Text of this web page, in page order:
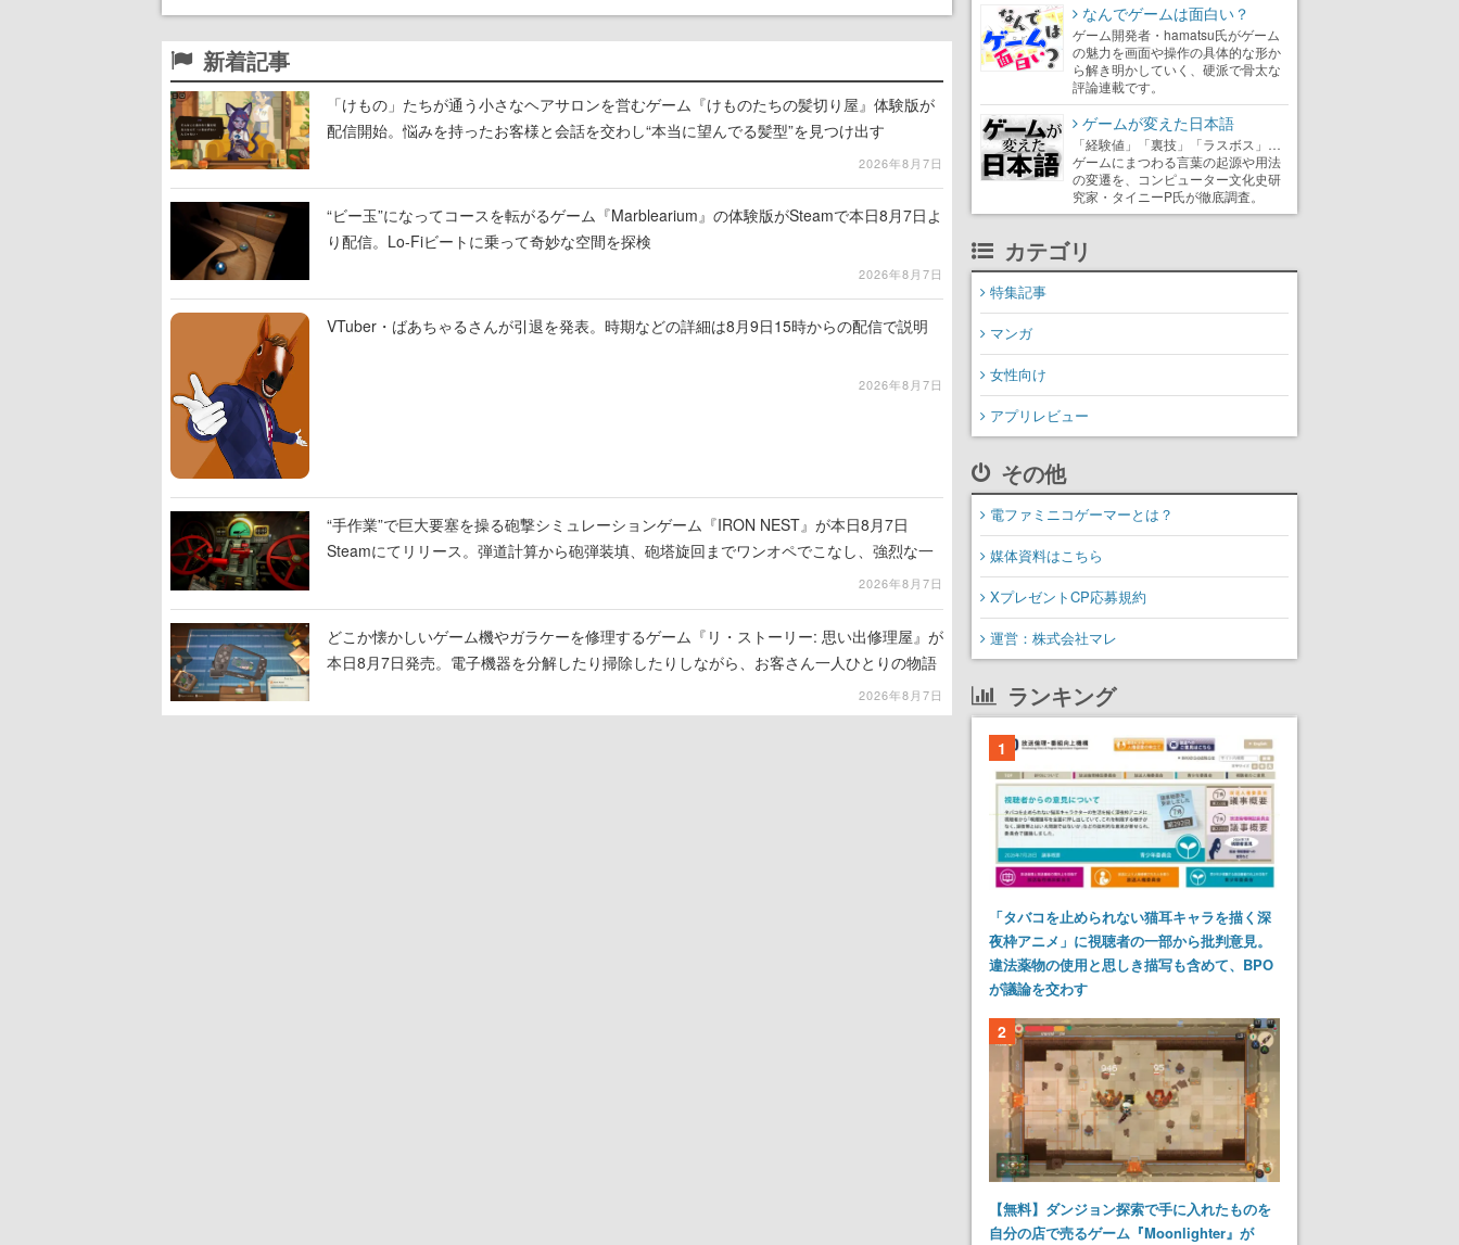
新着記事
「けもの」たちが通う小さなヘアサロンを営むゲーム『けものたちの髪切り屋』体験版が
配信開始。悩みを持ったお客様と会話を交わし“本当に望んでる髪型”を見つけ出す
2026年8月7日
“ビー玉”になってコースを転がるゲーム『Marblearium』の体験版がSteamで本日8月7日よ
り配信。Lo-Fiビートに乗って奇妙な空間を探検
2026年8月7日
VTuber・ばあちゃるさんが引退を発表。時期などの詳細は8月9日15時からの配信で説明
2026年8月7日
“手作業”で巨大要塞を操る砲撃シミュレーションゲーム『IRON NEST』が本日8月7日
Steamにてリリース。弾道計算から砲弾装填、砲塔旋回までワンオペでこなし、強烈な一
2026年8月7日
どこか懐かしいゲーム機やガラケーを修理するゲーム『リ・ストーリー: 思い出修理屋』が
本日8月7日発売。電子機器を分解したり掃除したりしながら、お客さん一人ひとりの物語
2026年8月7日
なんでゲームは面白い？
ゲーム開発者・hamatsu氏がゲーム
の魅力を画面や操作の具体的な形か
ら解き明かしていく、硬派で骨太な
評論連載です。
ゲームが変えた日本語
「経験値」「裏技」「ラスボス」…
ゲームにまつわる言葉の起源や用法
の変遷を、コンピューター文化史研
究家・タイニーP氏が徹底調査。
カテゴリ
特集記事
マンガ
女性向け
アプリレビュー
その他
電ファミニコゲーマーとは？
媒体資料はこちら
XプレゼントCP応募規約
運営：株式会社マレ
ランキング
1
「タバコを止められない猫耳キャラを描く深
夜枠アニメ」に視聴者の一部から批判意見。
違法薬物の使用と思しき描写も含めて、BPO
が議論を交わす
2
【無料】ダンジョン探索で手に入れたものを
自分の店で売るゲーム『Moonlighter』が